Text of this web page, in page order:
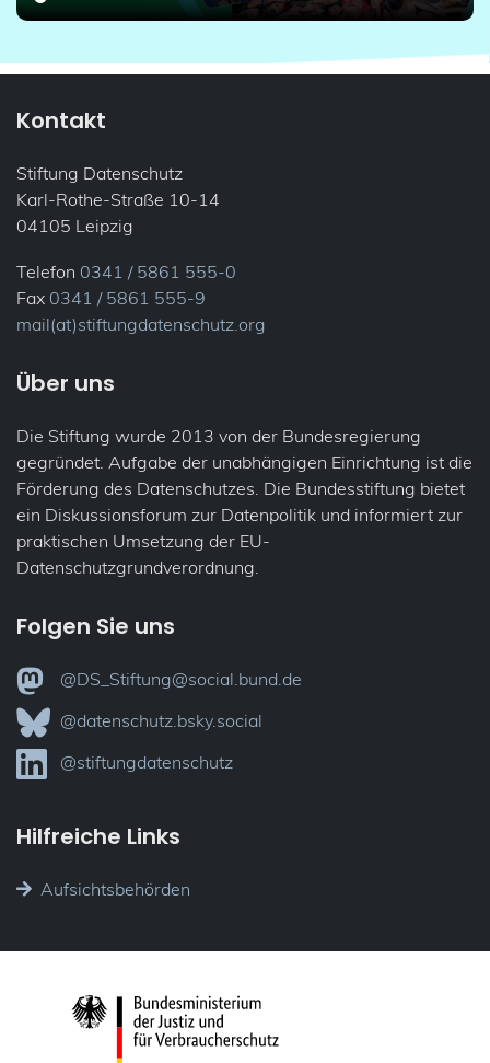
Kontakt
Stiftung Datenschutz
Karl-Rothe-Straße 10-14
04105 Leipzig
Telefon 0341 / 5861 555-0
Fax 0341 / 5861 555-9
mail(at)stiftungdatenschutz.org
Über uns
Die Stiftung wurde 2013 von der Bundesregierung
gegründet. Aufgabe der unabhängigen Einrichtung ist die
Förderung des Datenschutzes. Die Bundesstiftung bietet
ein Diskussionsforum zur Datenpolitik und informiert zur
praktischen Umsetzung der EU-
Datenschutzgrundverordnung.
Folgen Sie uns
@DS_Stiftung@social.bund.de
@datenschutz.bsky.social
@stiftungdatenschutz
Hilfreiche Links
Aufsichtsbehörden